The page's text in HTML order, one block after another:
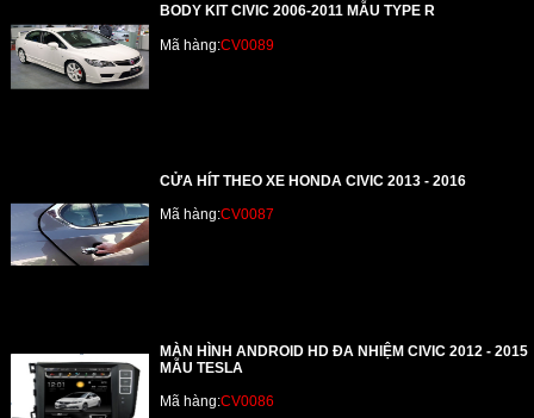
BODY KIT CIVIC 2006-2011 MẪU TYPE R
Mã hàng:CV0089
CỬA HÍT THEO XE HONDA CIVIC 2013 - 2016
Mã hàng:CV0087
MÀN HÌNH ANDROID HD ĐA NHIỆM CIVIC 2012 - 2015
MẪU TESLA
Mã hàng:CV0086